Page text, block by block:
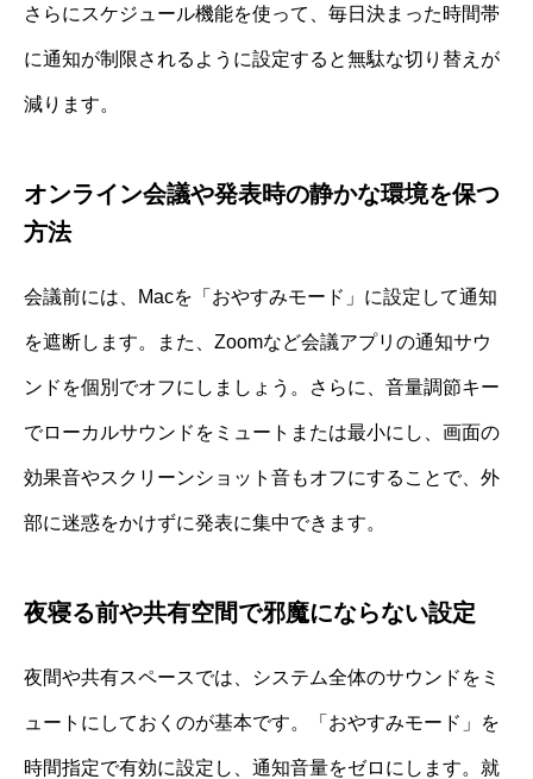
さらにスケジュール機能を使って、毎日決まった時間帯
に通知が制限されるように設定すると無駄な切り替えが
減ります。
オンライン会議や発表時の静かな環境を保つ
方法
会議前には、Macを「おやすみモード」に設定して通知
を遮断します。また、Zoomなど会議アプリの通知サウ
ンドを個別でオフにしましょう。さらに、音量調節キー
でローカルサウンドをミュートまたは最小にし、画面の
効果音やスクリーンショット音もオフにすることで、外
部に迷惑をかけずに発表に集中できます。
夜寝る前や共有空間で邪魔にならない設定
夜間や共有スペースでは、システム全体のサウンドをミ
ュートにしておくのが基本です。「おやすみモード」を
時間指定で有効に設定し、通知音量をゼロにします。就